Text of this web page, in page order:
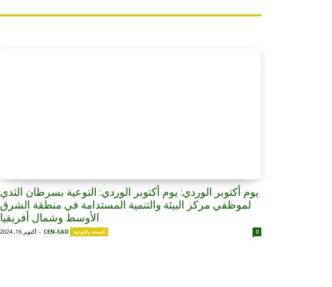
يوم أكتوبر الوردي: يوم أكتوبر الوردي: التوعية بسرطان الثدي
لموظفي مركز البيئة والتنمية المستدامة في منطقة الشرق
الأوسط وشمال أفريقيا
الصحة والتوعية CEN-SAD
- أكتوبر 16, 2024 0